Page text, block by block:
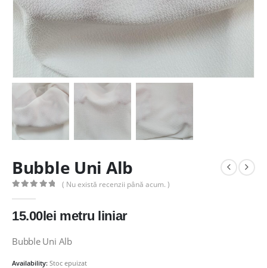
Bubble Uni Alb
( Nu există recenzii până acum. )
15.00lei metru liniar
Bubble Uni Alb
Availability: Stoc epuizat